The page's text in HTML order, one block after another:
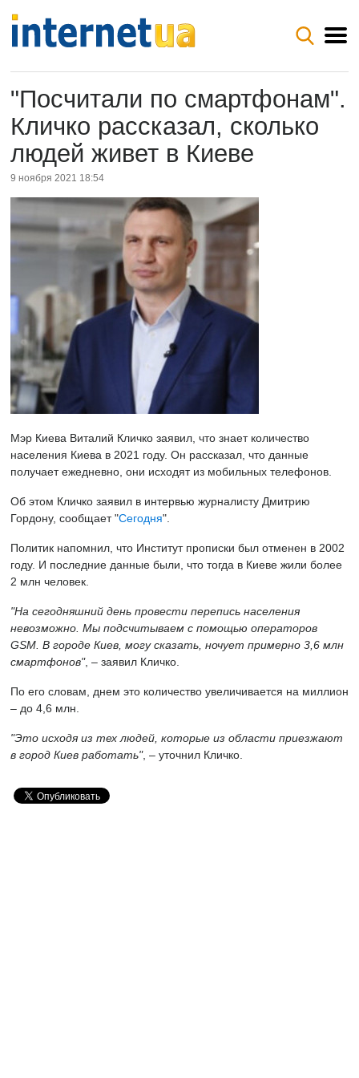
"Посчитали по смартфонам".
Кличко рассказал, сколько
людей живет в Киеве
9 ноября 2021 18:54
Мэр Киева Виталий Кличко заявил, что знает количество
населения Киева в 2021 году. Он рассказал, что данные
получает ежедневно, они исходят из мобильных телефонов.
Об этом Кличко заявил в интервью журналисту Дмитрию
Гордону, сообщает "Сегодня".
Политик напомнил, что Институт прописки был отменен в 2002
году. И последние данные были, что тогда в Киеве жили более
2 млн человек.
"На сегодняшний день провести перепись населения
невозможно. Мы подсчитываем с помощью операторов
GSM. В городе Киев, могу сказать, ночует примерно 3,6 млн
смартфонов", – заявил Кличко.
По его словам, днем это количество увеличивается на миллион
– до 4,6 млн.
"Это исходя из тех людей, которые из области приезжают
в город Киев работать", – уточнил Кличко.